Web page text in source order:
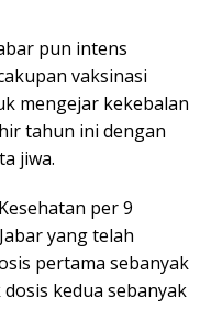
pun intens
vaksinasi
mengejar kekebalan
tahun ini dengan
jiwa.
per 9
yang telah
pertama sebanyak
kedua sebanyak